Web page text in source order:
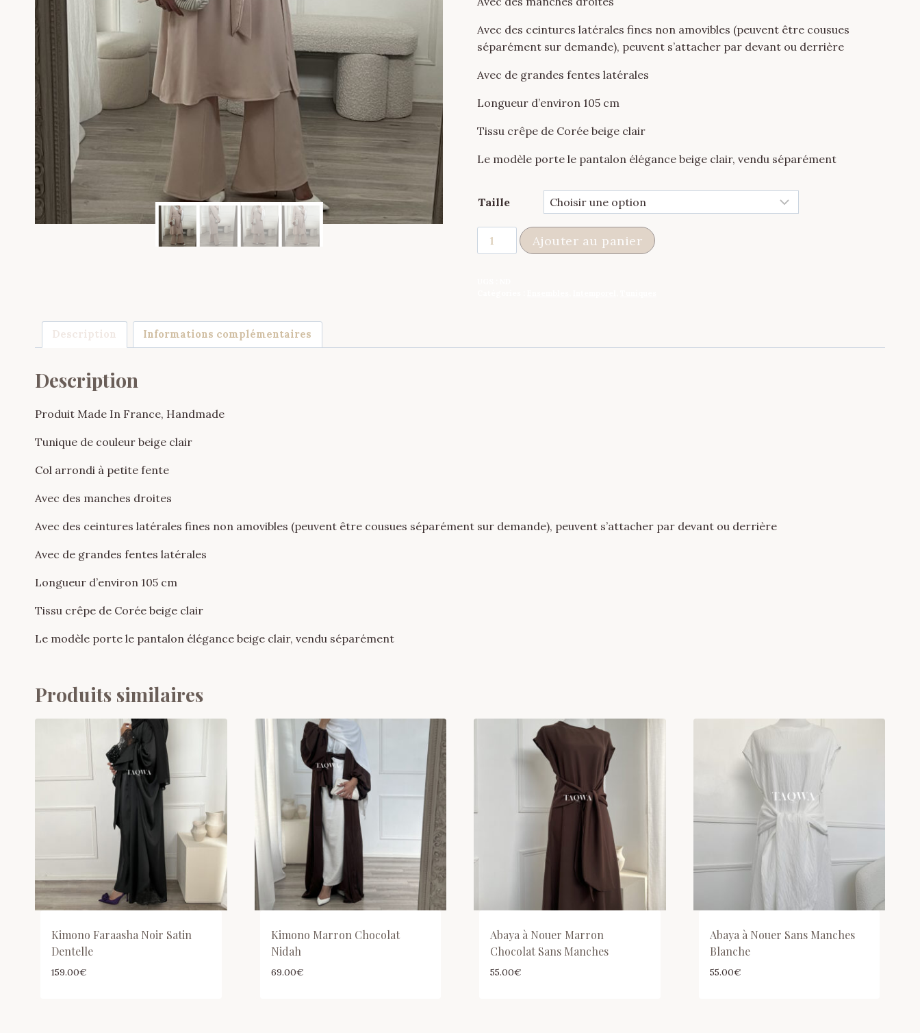
Avec des ceintures latérales fines non amovibles (peuvent être cousues
séparément sur demande), peuvent s’attacher par devant ou derrière
Avec de grandes fentes latérales
Longueur d’environ 105 cm
Tissu crêpe de Corée beige clair
Le modèle porte le pantalon élégance beige clair, vendu séparément
Taille
quantité
de
Ajouter au panier
Description Informations complémentaires
Description
Produit Made In France, Handmade
Tunique de couleur beige clair
Col arrondi à petite fente
Avec des manches droites
Avec des ceintures latérales fines non amovibles (peuvent être cousues séparément sur demande), peuvent s’attacher par devant ou derrière
Avec de grandes fentes latérales
Longueur d’environ 105 cm
Tissu crêpe de Corée beige clair
Le modèle porte le pantalon élégance beige clair, vendu séparément
Produits similaires
Kimono Faraasha Noir Satin
Dentelle
159.00€
Kimono Marron Chocolat
Nidah
69.00€
Abaya à Nouer Marron
Chocolat Sans Manches
55.00€
Abaya à Nouer Sans Manches
Blanche
55.00€